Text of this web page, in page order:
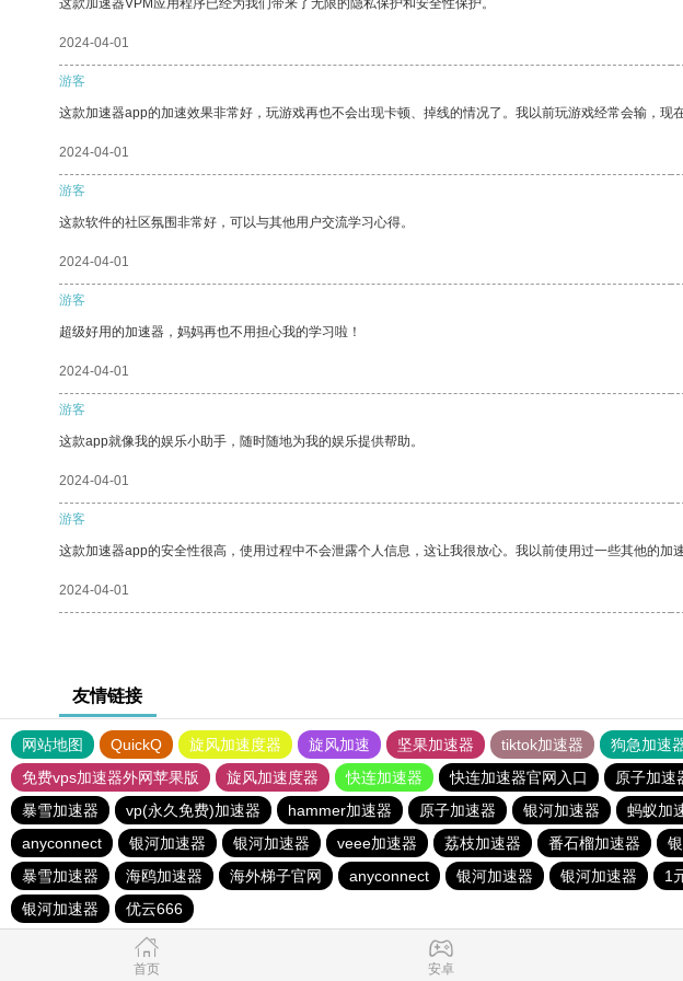
这款加速器VPM应用程序已经为我们带来了无限的隐私保护和安全性保护。
2024-04-01
游客
这款加速器app的加速效果非常好，玩游戏再也不会出现卡顿、掉线的情况了。我以前玩游戏经常会输，现
2024-04-01
游客
这款软件的社区氛围非常好，可以与其他用户交流学习心得。
2024-04-01
游客
超级好用的加速器，妈妈再也不用担心我的学习啦！
2024-04-01
游客
这款app就像我的娱乐小助手，随时随地为我的娱乐提供帮助。
2024-04-01
游客
这款加速器app的安全性很高，使用过程中不会泄露个人信息，这让我很放心。我以前使用过一些其他的加
2024-04-01
友情链接
网站地图 QuickQ 旋风加速度器 旋风加速 坚果加速器 tiktok加速器 狗急加速
免费vps加速器外网苹果版
旋风加速度器 快连加速器 快连加速器官网入口 原子加速
暴雪加速器
vp(永久免费)加速器 hammer加速器 原子加速器 银河加速器 蚂蚁加
anyconnect
银河加速器 银河加速器 veee加速器 荔枝加速器 番石榴加速器
暴雪加速器
海鸥加速器 海外梯子官网 anyconnect 银河加速器 银河加速器 1
银河加速器
优云666
首页 安卓